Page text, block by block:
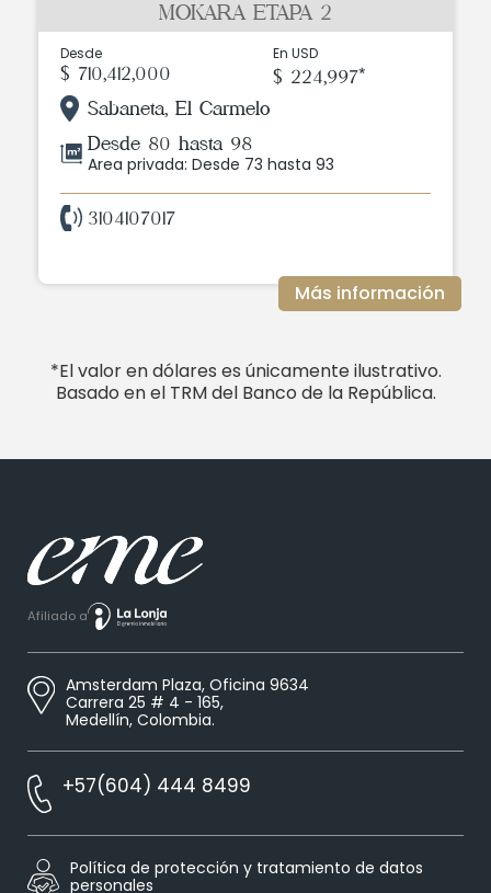
MOKARA ETAPA 2
Desde
$ 710,412,000
En USD
$ 224,997*
Sabaneta, El Carmelo
Desde 80 hasta 98
Area privada: Desde 73 hasta 93
3104107017
Más información
*El valor en dólares es únicamente ilustrativo.
Basado en el TRM del Banco de la República.
Afiliado a
Amsterdam Plaza, Oficina 9634
Carrera 25 # 4 - 165,
Medellín, Colombia.
+57(604) 444 8499
Política de protección y tratamiento de datos
personales